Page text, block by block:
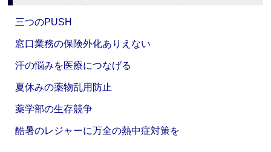
三つのPUSH
窓口業務の保険外化ありえない
汗の悩みを医療につなげる
夏休みの薬物乱用防止
薬学部の生存競争
酷暑のレジャーに万全の熱中症対策を